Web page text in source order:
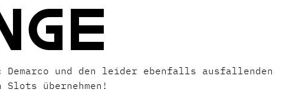
und den leider ebenfalls ausfallenden
Slots übernehmen!